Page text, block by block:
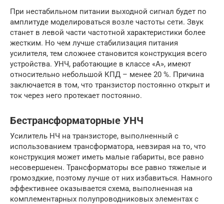
При нестабильном питании выходной сигнал будет по
амплитуде моделироваться возле частоты сети. Звук
станет в левой части частотной характеристики более
жестким. Но чем лучше стабилизация питания
усилителя, тем сложнее становится конструкция всего
устройства. УНЧ, работающие в классе «А», имеют
относительно небольшой КПД – менее 20 %. Причина
заключается в том, что транзистор постоянно открыт и
ток через него протекает постоянно.
Бестрансформаторные УНЧ
Усилитель НЧ на транзисторе, выполненный с
использованием трансформатора, невзирая на то, что
конструкция может иметь малые габариты, все равно
несовершенен. Трансформаторы все равно тяжелые и
громоздкие, поэтому лучше от них избавиться. Намного
эффективнее оказывается схема, выполненная на
комплементарных полупроводниковых элементах с